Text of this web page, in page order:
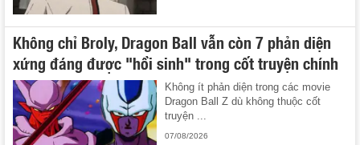
Không chỉ Broly, Dragon Ball vẫn còn 7 phản diện
xứng đáng được "hồi sinh" trong cốt truyện chính
Không ít phản diện trong các movie
Dragon Ball Z dù không thuộc cốt
truyện ...
07/08/2026